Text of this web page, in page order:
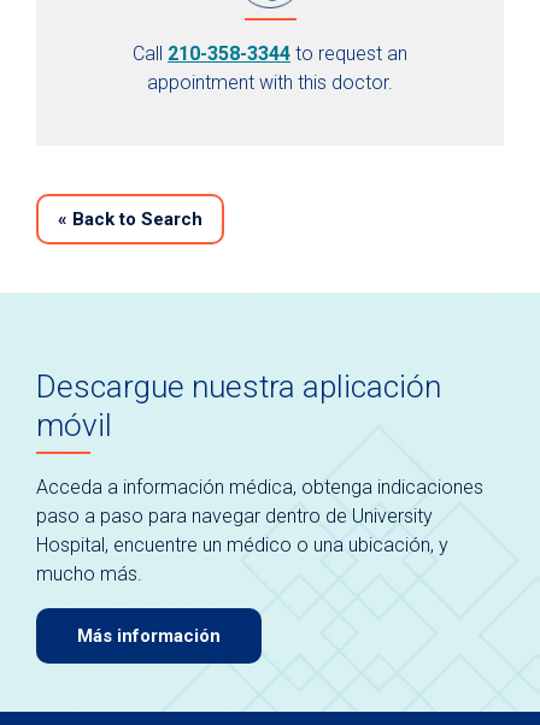
Call 210-358-3344 to request an
appointment with this doctor.
« Back to Search
Descargue nuestra aplicación
móvil
Acceda a información médica, obtenga indicaciones
paso a paso para navegar dentro de University
Hospital, encuentre un médico o una ubicación, y
mucho más.
Más información